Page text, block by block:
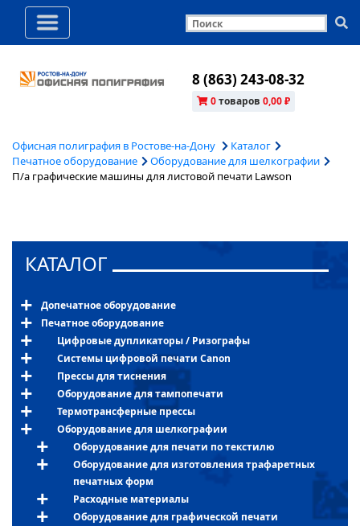
8 (863) 243-08-32
0товаров 0,00 ₽
Офисная полиграфия в Ростове-на-Дону
Каталог
Печатное оборудование
Оборудование для шелкографии
П/а графические машины для листовой печати Lawson
КАТАЛОГ
Допечатное оборудование
Печатное оборудование
Цифровые дупликаторы / Ризографы
Системы цифровой печати Canon
Прессы для тиснения
Оборудование для тампопечати
Термотрансферные прессы
Оборудование для шелкографии
Оборудование для печати по текстилю
Оборудование для изготовления трафаретных
печатных форм
Расходные материалы
Оборудование для графической печати